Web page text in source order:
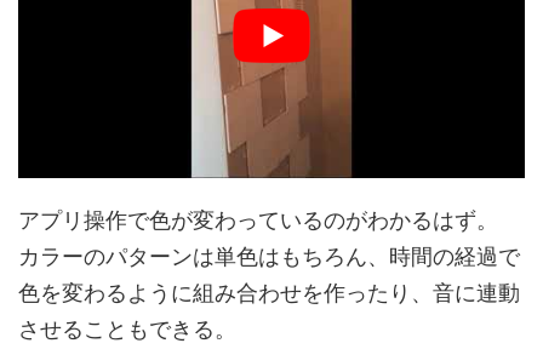
アプリ操作で色が変わっているのがわかるはず。
カラーのパターンは単色はもちろん、時間の経過で
色を変わるように組み合わせを作ったり、音に連動
させることもできる。